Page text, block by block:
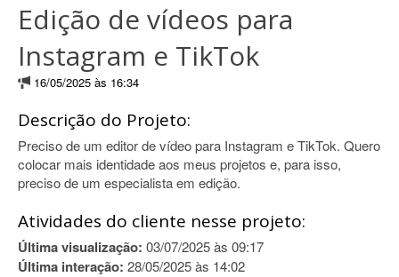
Edição de vídeos para
Instagram e TikTok
16/05/2025 às 16:34
Descrição do Projeto:
Preciso de um editor de vídeo para Instagram e TikTok. Quero
colocar mais identidade aos meus projetos e, para isso,
preciso de um especialista em edição.
Atividades do cliente nesse projeto:
Última visualização: 03/07/2025 às 09:17
Última interação: 28/05/2025 às 14:02